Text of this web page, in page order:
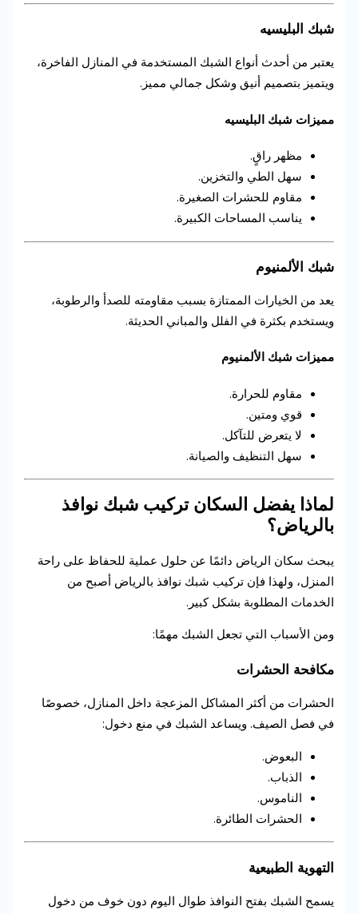
شبك البليسيه
يعتبر من أحدث أنواع الشبك المستخدمة في المنازل الفاخرة،
ويتميز بتصميم أنيق وشكل جمالي مميز.
مميزات شبك البليسيه
مظهر راقٍ.
سهل الطي والتخزين.
مقاوم للحشرات الصغيرة.
يناسب المساحات الكبيرة.
شبك الألمنيوم
يعد من الخيارات الممتازة بسبب مقاومته للصدأ والرطوبة،
ويستخدم بكثرة في الفلل والمباني الحديثة.
مميزات شبك الألمنيوم
مقاوم للحرارة.
قوي ومتين.
لا يتعرض للتآكل.
سهل التنظيف والصيانة.
لماذا يفضل السكان تركيب شبك نوافذ
بالرياض؟
يبحث سكان الرياض دائمًا عن حلول عملية للحفاظ على راحة
المنزل، ولهذا فإن تركيب شبك نوافذ بالرياض أصبح من
الخدمات المطلوبة بشكل كبير.
ومن الأسباب التي تجعل الشبك مهمًا:
مكافحة الحشرات
الحشرات من أكثر المشاكل المزعجة داخل المنازل، خصوصًا
في فصل الصيف. ويساعد الشبك في منع دخول:
البعوض.
الذباب.
الناموس.
الحشرات الطائرة.
التهوية الطبيعية
يسمح الشبك بفتح النوافذ طوال اليوم دون خوف من دخول